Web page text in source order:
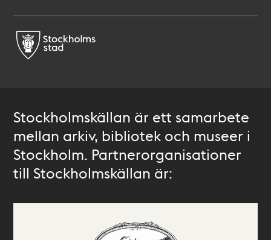
Stockholmskällan är ett samarbete
mellan arkiv, bibliotek och museer i
Stockholm. Partnerorganisationer
till Stockholmskällan är: